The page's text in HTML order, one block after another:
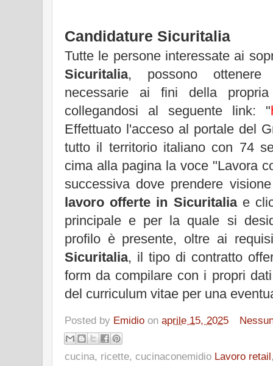
Candidature Sicuritalia
Tutte le persone interessate ai
Sicuritalia, possono ottenere
necessarie ai fini della propria
collegandosi al seguente link: "
Effettuato l'acceso al portale del
tutto il territorio italiano con 74
cima alla pagina la voce "Lavora
successiva dove prendere
lavoro offerte in Sicuritaliae
principale e per la quale si
profilo è presente, oltre ai
Sicuritalia, il tipo di contratto
form da compilare con i propri
del curriculum vitae per una
Posted by Emidio on aprile 15, 2025
cucina, ricette, cucinaconemidio Lavoro retail